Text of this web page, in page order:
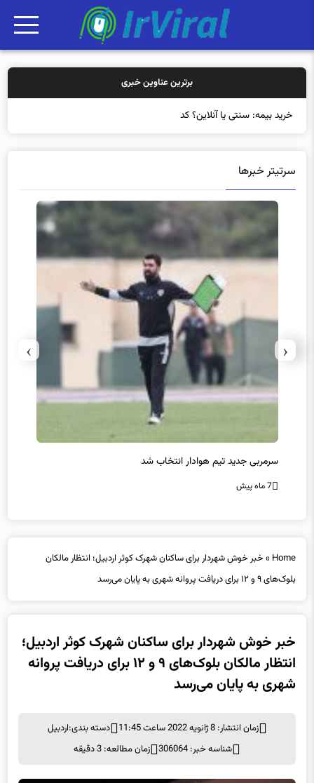
برترین عناوین خبری
خرید بیمه: سنتی یا آنلاین؟ کدامیک تجربه
سرتیتر خبرها
سرمربی جدید تیم هوادار انتخاب شد
7 ماه پیش
‹
›
Home
»خبر خوش شهردار برای ساکنان شهرک کوثر اردبیل؛ انتظار مالکان
بلوک‌های ۹ و ۱۲ برای دریافت پروانه شهری به پایان می‌رسد
خبر خوش شهردار برای ساکنان شهرک کوثر اردبیل؛
انتظار مالکان بلوک‌های ۹ و ۱۲ برای دریافت پروانه
شهری به پایان می‌رسد
زمان انتشار: 8 ژانویه 2022 ساعت 11:45 دسته بندی:اردبیل
شناسه خبر: 306064
زمان مطالعه: 3 دقیقه